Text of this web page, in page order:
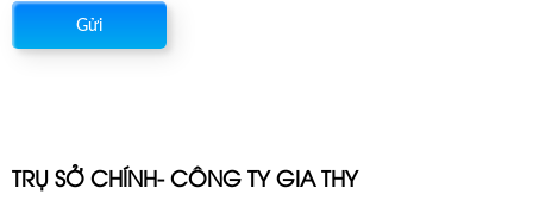
Gửi
TRỤ SỞ CHÍNH- CÔNG TY GIA THY